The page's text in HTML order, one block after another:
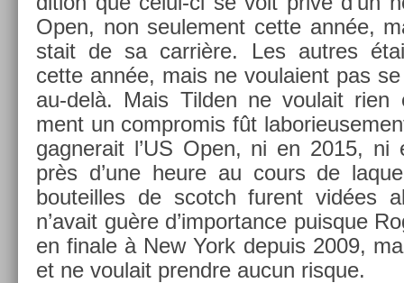
Open, non seule­ment cette année,
stait de sa carrière. Les aut­res
cette année, mais ne voulaient pas
au-delà. Mais Tild­en ne voulait
ment un com­promis fût
gag­nerait l’US Open, ni en 2015, ni
près d’une heure au cours de
bouteil­les de scotch furent vidées
n’avait guère d’im­portan­ce puis­que
en fin­ale à New York de­puis 2009,
et ne voulait pre­ndre aucun ris­que.